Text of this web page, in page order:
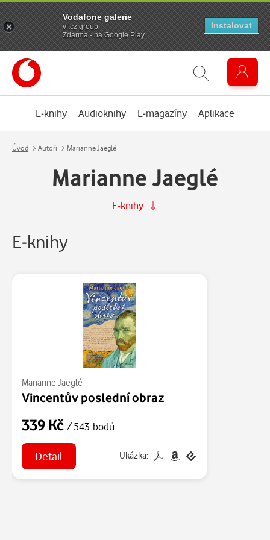
E-knihy Audioknihy E-magazíny Aplikace
Úvod Autoři Marianne Jaeglé
Marianne Jaeglé
E-knihy
E-knihy
Marianne Jaeglé
Vincentův poslední obraz
339 Kč / 543 bodů
Detail Ukázka:
Vodafone galerie
vf.cz.group
Zdarma - na Google Play
Instalovat